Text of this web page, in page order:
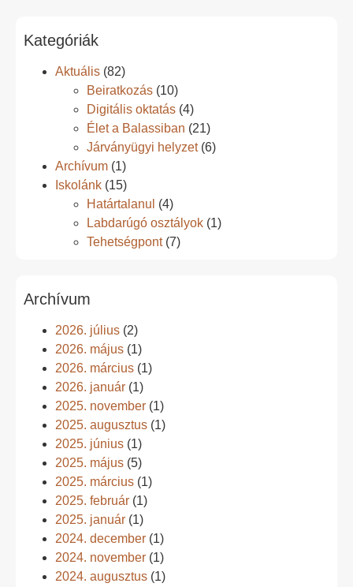
Kategóriák
Aktuális (82)
Beiratkozás (10)
Digitális oktatás (4)
Élet a Balassiban (21)
Járványügyi helyzet(6)
Archívum (1)
Iskolánk (15)
Határtalanul (4)
Labdarúgó osztályok (1)
Tehetségpont(7)
Archívum
2026. július (2)
2026. május (1)
2026. március (1)
2026. január (1)
2025. november (1)
2025. augusztus (1)
2025. június (1)
2025. május (5)
2025. március (1)
2025. február (1)
2025. január (1)
2024. december (1)
2024. november (1)
2024. augusztus (1)